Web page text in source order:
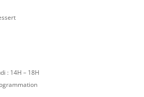
: 14H – 18H